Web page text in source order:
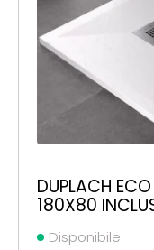
DUPLACH
180X80
Disponibile